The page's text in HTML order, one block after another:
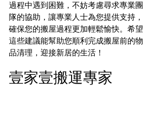
過程中遇到困難，不妨考慮尋求專業團
隊的協助，讓專業人士為您提供支持，
確保您的搬屋過程更加輕鬆愉快。希望
這些建議能幫助您順利完成搬屋前的物
品清理，迎接新居的生活！
壹家壹搬運專家